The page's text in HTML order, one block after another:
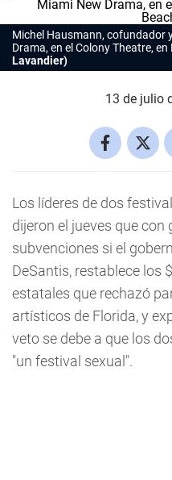
Michel Hausmann, cofundador
Drama, en el Colony Theatre,
Lavandier)
13 de julio
Los líderes de dos
dijeron el jueves que
subvenciones si el
DeSantis, restablece los
estatales que rechazó
artísticos de Florida, y
veto se debe a que los
"un festival sexual".